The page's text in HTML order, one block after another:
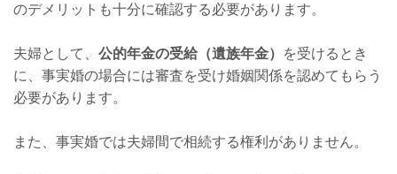
のデメリットも十分に確認する必要があります。
夫婦として、 公的年金の受給（遺族年金）
を受けるとき
に、事実婚の場合には審査を受け婚姻関係を認めてもらう
必要があります。
また、事実婚では夫婦間で相続する権利がありません。